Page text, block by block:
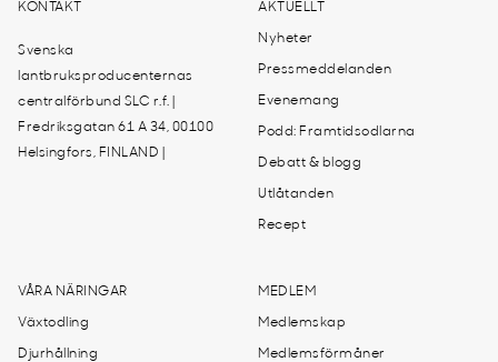
KONTAKT
Svenska
lantbruksproducenternas
centralförbund SLC r.f. |
Fredriksgatan 61 A 34, 00100
Helsingfors, FINLAND |
AKTUELLT
Nyheter
Pressmeddelanden
Evenemang
Podd: Framtidsodlarna
Debatt & blogg
Utlåtanden
Recept
VÅRA NÄRINGAR
Växtodling
Djurhållning
MEDLEM
Medlemskap
Medlemsförmåner